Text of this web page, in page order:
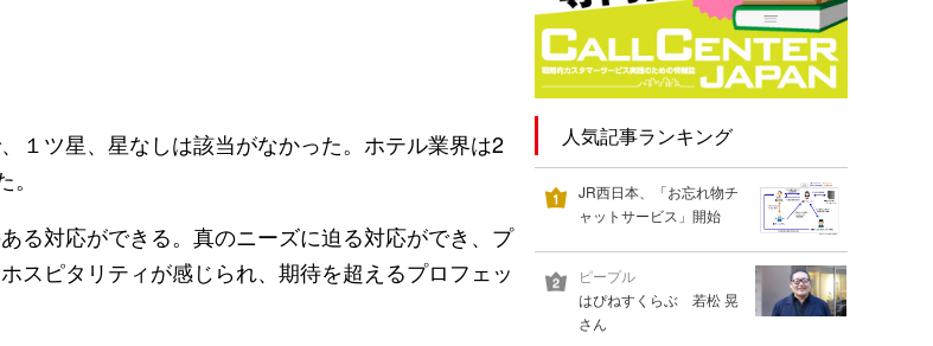
１ツ星、星なしは該当がなかった。ホテル業界は2
る対応ができる。真のニーズに迫る対応ができ、プ
スピタリティが感じられ、期待を超えるプロフェッ
人気記事ランキング
JR西日本、「お忘れ物チ
ャットサービス」開始
ピープル
はぴねすくらぶ 若松 晃
さん